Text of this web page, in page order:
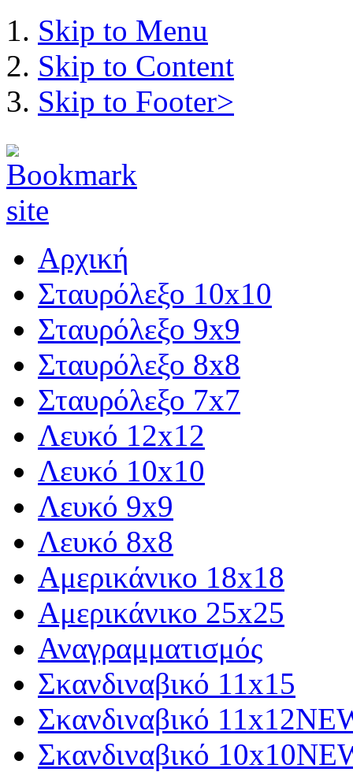
Skip to Menu
Skip to Content
Skip to Footer>
Αρχική
Σταυρόλεξο 10x10
Σταυρόλεξο 9x9
Σταυρόλεξο 8x8
Σταυρόλεξο 7x7
Λευκό 12x12
Λευκό 10x10
Λευκό 9x9
Λευκό 8x8
Αμερικάνικο 18x18
Αμερικάνικο 25x25
Αναγραμματισμός
Σκανδιναβικό 11x15
Σκανδιναβικό 11x12
Σκανδιναβικό 10x10